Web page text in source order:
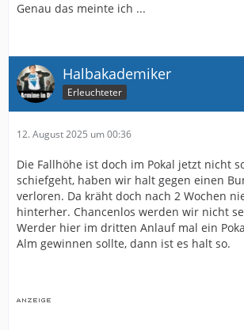
Genau das meinte ich ...
Halbakademiker
Erleuchteter
12. August 2025 um 00:36
Die Fallhöhe ist doch im Pokal jetzt nicht
schiefgeht, haben wir halt gegen einen
verloren. Da kräht doch nach 2 Wochen
hinterher. Chancenlos werden wir nicht
Werder hier im dritten Anlauf mal ein
Alm gewinnen sollte, dann ist es halt so.